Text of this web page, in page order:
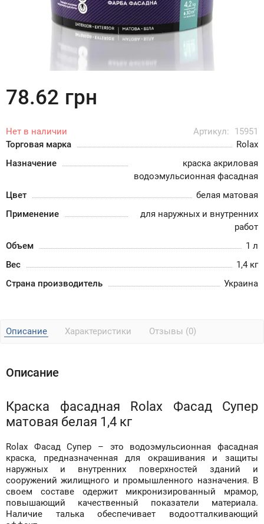
Нет в наличии Артикул:
15951
Торговая марка
Rolax
Назначение
краска акриловая
водоэмульсионная фасадная
Цвет
белая матовая
Применение
для наружных и внутренних
работ
Объем
1 л
Вес
1,4 кг
Страна производитель
Украина
78.62 грн
Описание Характеристики Отзывы (0)
Описание
Краска фасадная Rolax Фасад Супер
матовая белая 1,4 кг
Rolax Фасад Супер – это водоэмульсионная фасадная
краска, предназначенная для окрашивания и защиты
наружных и внутренних поверхностей зданий и
сооружений жилищного и промышленного назначения. В
своем составе одержит микронизированный мрамор,
повышающий качественный показатели материала.
Наличие талька обеспечивает водоотталкивающий